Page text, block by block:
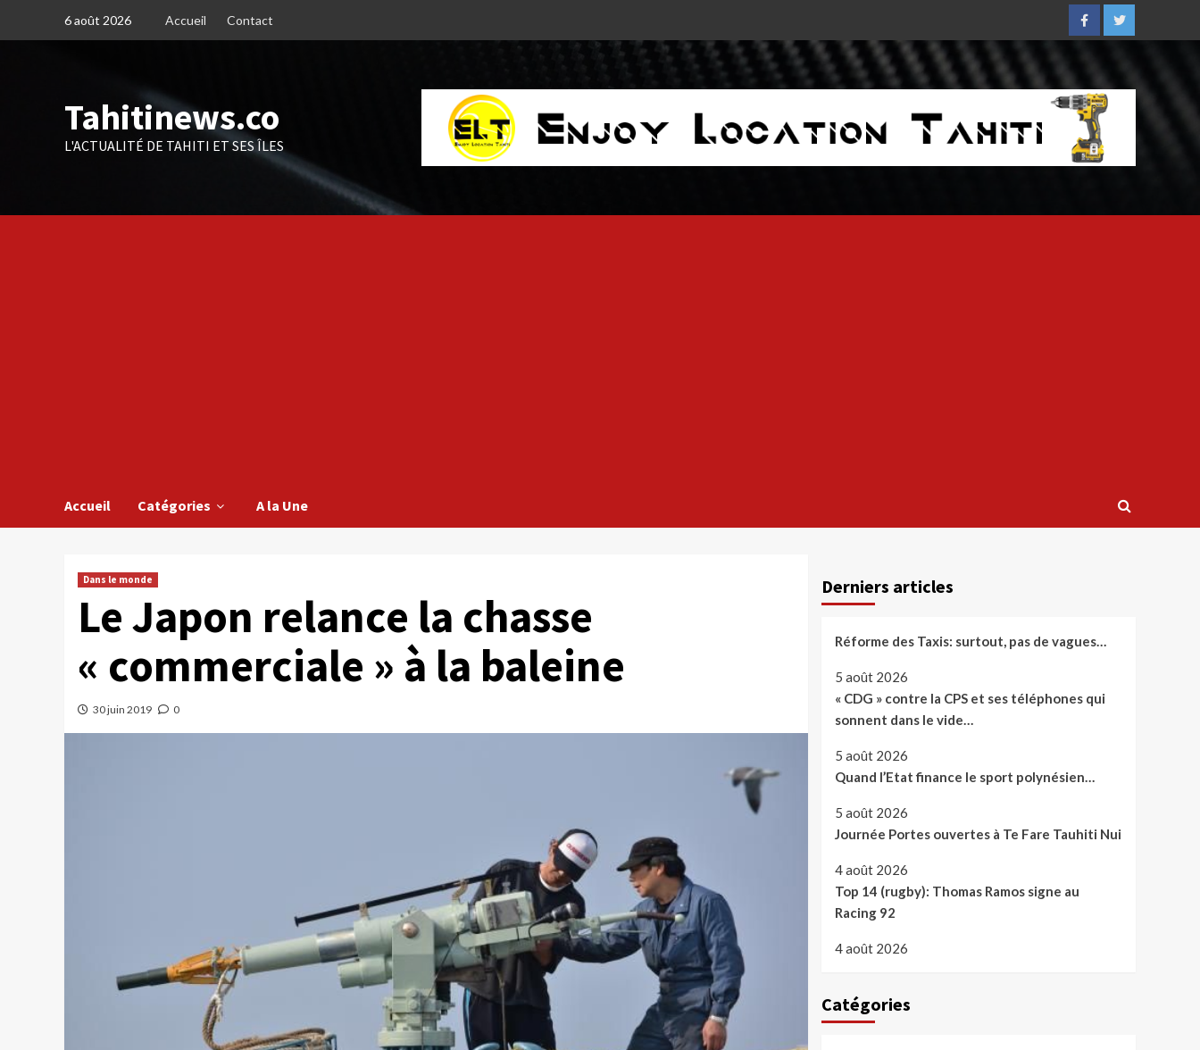
6 août 2026 Accueil Contact
FacebookTwitter
Tahitinews.co
L'ACTUALITÉ DE TAHITI ET SES ÎLES
Accueil Catégories A la Une
Dans le monde
Le Japon relance la chasse
« commerciale » à la baleine
30 juin 2019 0
Derniers articles
Réforme des Taxis: surtout, pas de vagues…
5 août 2026
« CDG » contre la CPS et ses téléphones qui
sonnent dans le vide…
5 août 2026
Quand l’Etat finance le sport polynésien…
5 août 2026
Journée Portes ouvertes à Te Fare Tauhiti Nui
4 août 2026
Top 14 (rugby): Thomas Ramos signe au
Racing 92
4 août 2026
Catégories